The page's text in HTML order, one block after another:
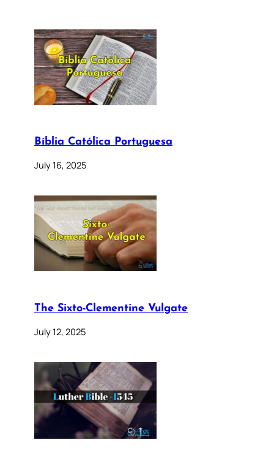
Bíblia Católica Portuguesa
July 16, 2025
The Sixto-Clementine Vulgate
July 12, 2025